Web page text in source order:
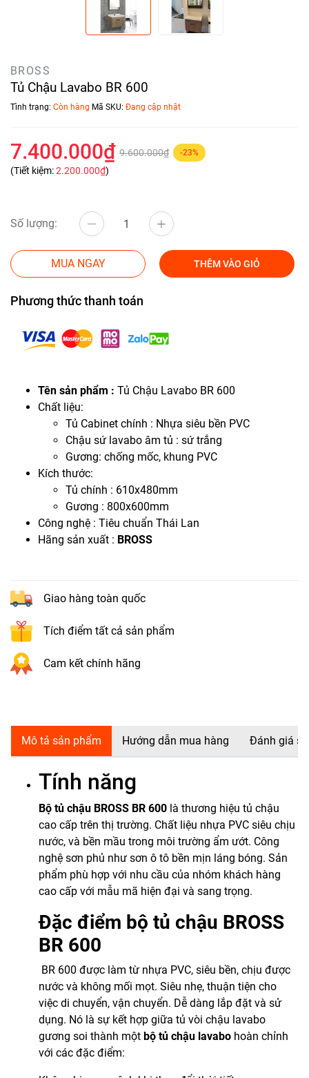
BROSS
Tủ Chậu Lavabo BR 600
Tình trạng: Còn hàng Mã SKU: Đang cập nhật
7.400.000₫ 9.600.000₫ -23%
(Tiết kiệm:2.200.000₫)
Số lượng:
MUA NGAY THÊM VÀO GIỎ
Phương thức thanh toán
Tên sản phẩm : Tủ Chậu Lavabo BR 600
Chất liệu:
Tủ Cabinet chính : Nhựa siêu bền PVC
Chậu sứ lavabo âm tủ : sứ trắng
Gương: chống mốc, khung PVC
Kích thước:
Tủ chính : 610x480mm
Gương : 800x600mm
Công nghệ : Tiêu chuẩn Thái Lan
Hãng sản xuất : BROSS
Giao hàng toàn quốc
Tích điểm tất cả sản phẩm
Cam kết chính hãng
Mô tả sản phẩm Hướng dẫn mua hàng Đánh giá
Tính năng
Bộ tủ chậu BROSS BR 600 là thương hiệu tủ chậu
cao cấp trên thị trường. Chất liệu nhựa PVC siêu chịu
nước, và bền mầu trong môi trường ẩm ướt. Công
nghệ sơn phủ như sơn ô tô bền mịn láng bóng. Sản
phẩm phù hợp với nhu cầu của nhóm khách hàng
cao cấp với mẫu mã hiện đại và sang trọng.
Đặc điểm bộ tủ chậu BROSS
BR 600
BR 600 được làm từ nhựa PVC, siêu bền, chịu được
nước và không mối mọt. Siêu nhẹ, thuận tiện cho
việc di chuyển, vận chuyển. Dễ dàng lắp đặt và sử
dụng. Nó là sự kết hợp giữa tủ vòi chậu lavabo
gương soi thành một bộ tủ chậu lavabo hoàn chỉnh
với các đặc điểm: